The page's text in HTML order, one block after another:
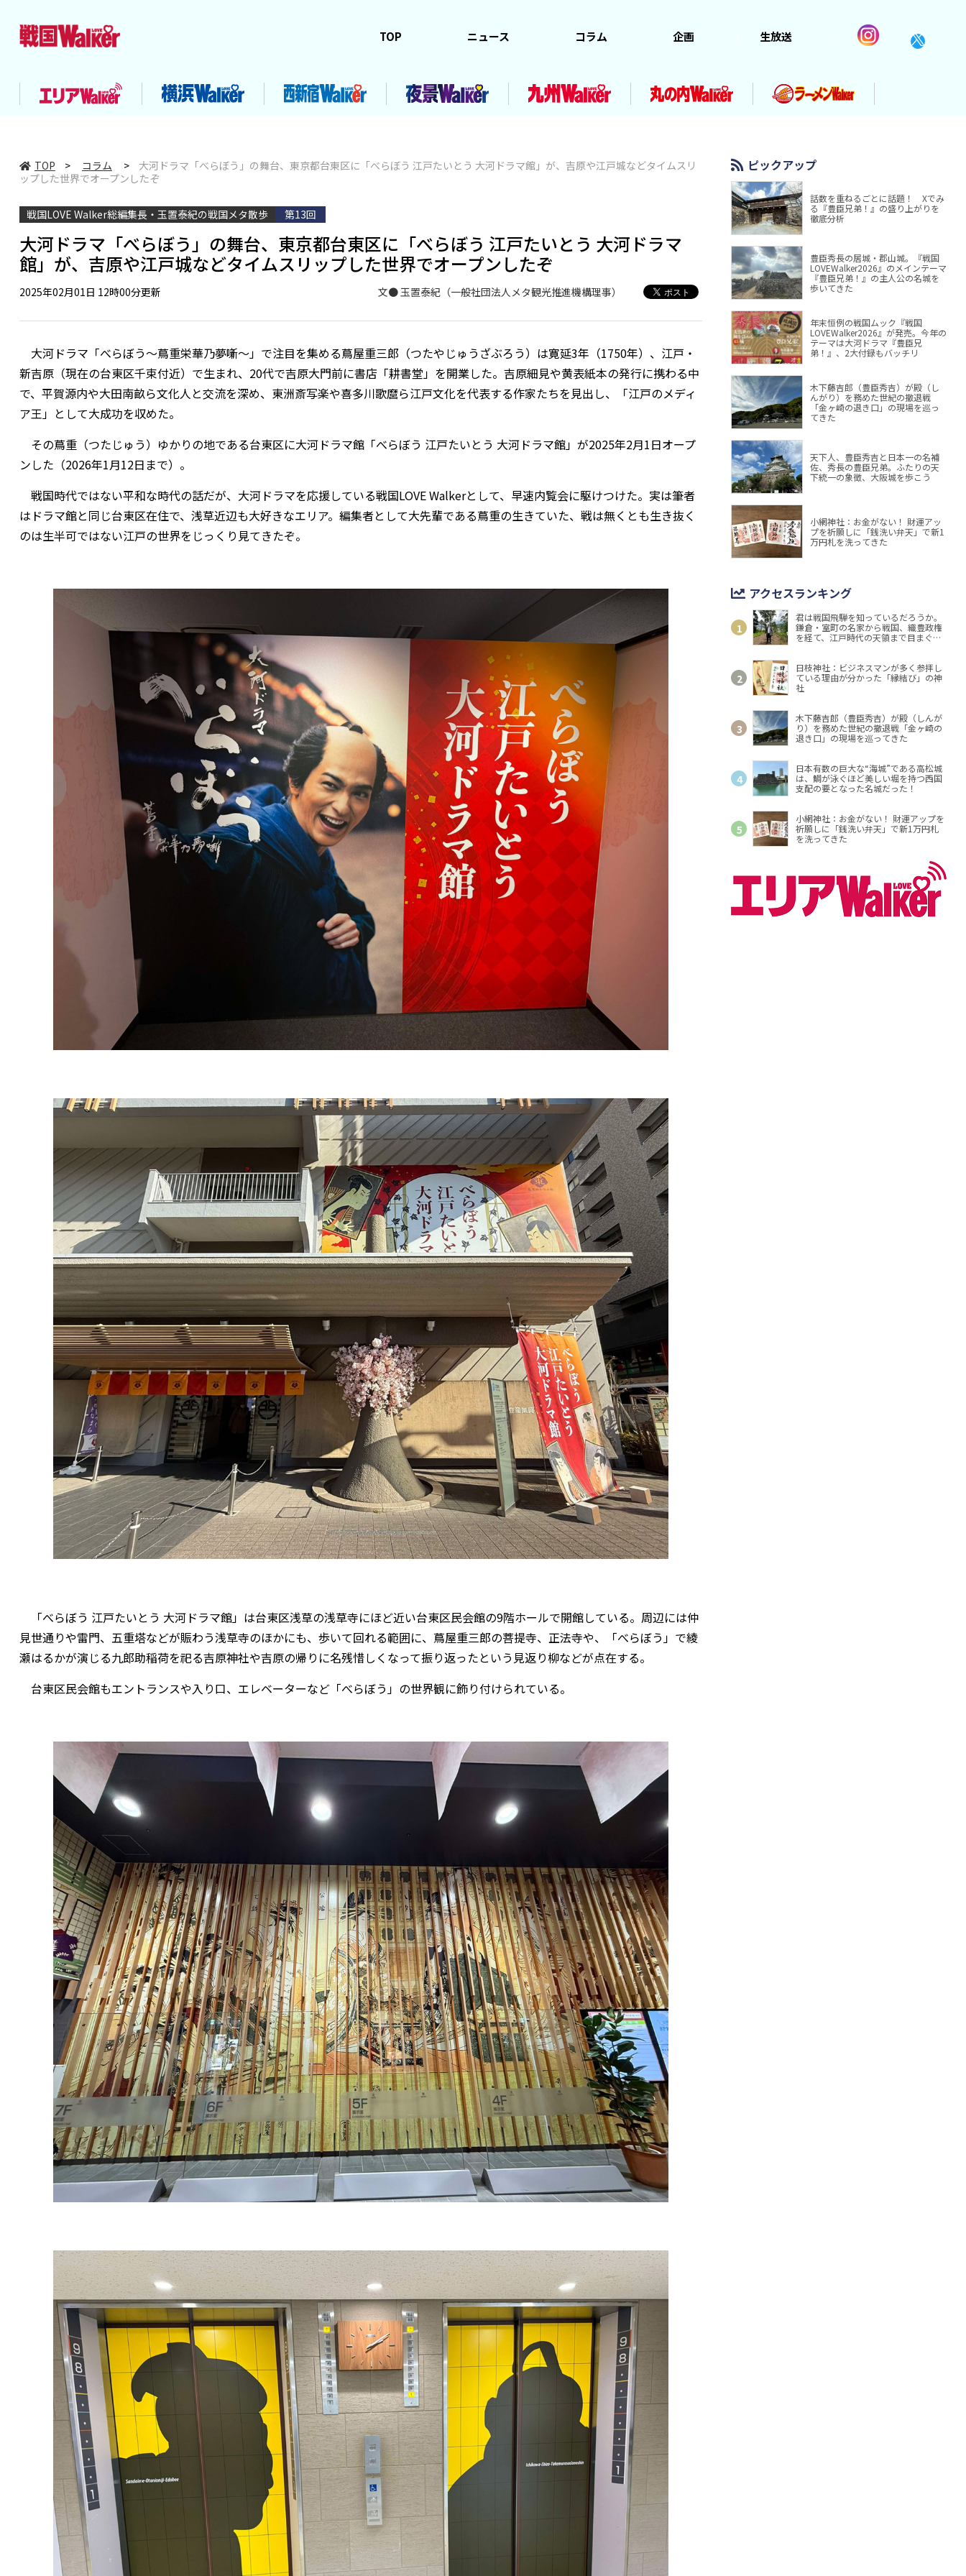
TOP ニュース コラム 企画 生放送
TOP > コラム >
大河ドラマ「べらぼう」の舞台、東京都台東区に「べらぼう 江戸たいとう 大河ドラマ館」が、吉原や江戸城などタイムスリ
ップした世界でオープンしたぞ
戦国LOVE Walker総編集長・玉置泰紀の戦国メタ散歩 第13回
大河ドラマ「べらぼう」の舞台、東京都台東区に「べらぼう 江戸たいとう 大河ドラマ
館」が、吉原や江戸城などタイムスリップした世界でオープンしたぞ
2025年02月01日 12時00分更新 文● 玉置泰紀（一般社団法人メタ観光推進機構理事）
大河ドラマ「べらぼう～蔦重栄華乃夢噺～」で注目を集める蔦屋重三郎（つたやじゅうざぶろう）は寛延3年（1750年）、江戸・
新吉原（現在の台東区千束付近）で生まれ、20代で吉原大門前に書店「耕書堂」を開業した。吉原細見や黄表紙本の発行に携わる中
で、平賀源内や大田南畝ら文化人と交流を深め、東洲斎写楽や喜多川歌麿ら江戸文化を代表する作家たちを見出し、「江戸のメディ
ア王」として大成功を収めた。
その蔦重（つたじゅう）ゆかりの地である台東区に大河ドラマ館「べらぼう 江戸たいとう 大河ドラマ館」が2025年2月1日オープ
ンした（2026年1月12日まで）。
戦国時代ではない平和な時代の話だが、大河ドラマを応援している戦国LOVE Walkerとして、早速内覧会に駆けつけた。実は筆者
はドラマ館と同じ台東区在住で、浅草近辺も大好きなエリア。編集者として大先輩である蔦重の生きていた、戦は無くとも生き抜く
のは生半可ではない江戸の世界をじっくり見てきたぞ。
「べらぼう 江戸たいとう 大河ドラマ館」は台東区浅草の浅草寺にほど近い台東区民会館の9階ホールで開館している。周辺には仲
見世通りや雷門、五重塔などが賑わう浅草寺のほかにも、歩いて回れる範囲に、蔦屋重三郎の菩提寺、正法寺や、「べらぼう」で綾
瀬はるかが演じる九郎助稲荷を祀る吉原神社や吉原の帰りに名残惜しくなって振り返ったという見返り柳などが点在する。
台東区民会館もエントランスや入り口、エレベーターなど「べらぼう」の世界観に飾り付けられている。
ピックアップ
話数を重ねるごとに話題！ Xでみ
る『豊臣兄弟！』の盛り上がりを
徹底分析
豊臣秀長の居城・郡山城。『戦国
LOVEWalker2026』のメインテーマ
『豊臣兄弟！』の主人公の名城を
歩いてきた
年末恒例の戦国ムック『戦国
LOVEWalker2026』が発売。今年の
テーマは大河ドラマ『豊臣兄
弟！』、2大付録もバッチリ
木下藤吉郎（豊臣秀吉）が殿（し
んがり）を務めた世紀の撤退戦
「金ヶ崎の退き口」の現場を巡っ
てきた
天下人、豊臣秀吉と日本一の名補
佐、秀長の豊臣兄弟。ふたりの天
下統一の象徴、大阪城を歩こう
小網神社：お金がない！ 財運アッ
プを祈願しに「銭洗い弁天」で新1
万円札を洗ってきた
アクセスランキング
君は戦国飛騨を知っているだろうか。
鎌倉・室町の名家から戦国、織豊政権
を経て、江戸時代の天領まで目まぐる
県）で体感できるぞ
日枝神社：ビジネスマンが多く参拝し
ている理由が分かった「縁結び」の神
社
木下藤吉郎（豊臣秀吉）が殿（しんが
り）を務めた世紀の撤退戦「金ヶ崎の
退き口」の現場を巡ってきた
日本有数の巨大な“海城”である高松城
は、鯛が泳ぐほど美しい堀を持つ西国
支配の要となった名城だった！
小網神社：お金がない！ 財運アップを
祈願しに「銭洗い弁天」で新1万円札
を洗ってきた